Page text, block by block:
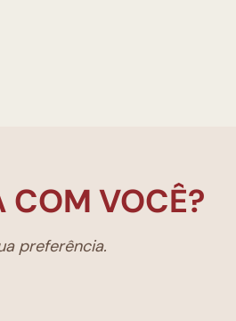
COM VOCÊ?
preferência.